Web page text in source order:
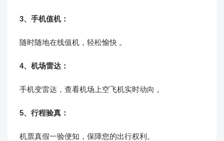
3、手机值机：
随时随地在线值机，轻松愉快 。
4、机场雷达：
手机变雷达，查看机场上空飞机实时动向 。
5、行程验真：
机票真假一验便知，保障您的出行权利。